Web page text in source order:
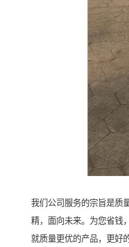
我们公司服务的宗旨是质
精，面向未来。为您省钱
就质量更优的产品，更好